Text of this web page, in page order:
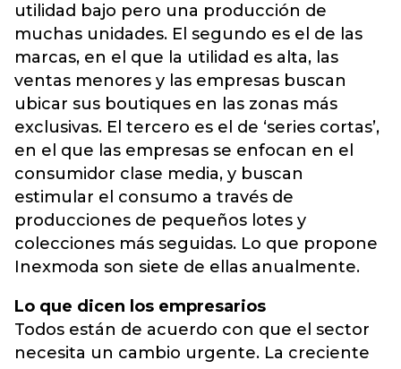
utilidad bajo pero una producción de
muchas unidades. El segundo es el de las
marcas, en el que la utilidad es alta, las
ventas menores y las empresas buscan
ubicar sus boutiques en las zonas más
exclusivas. El tercero es el de ‘series cortas’,
en el que las empresas se enfocan en el
consumidor clase media, y buscan
estimular el consumo a través de
producciones de pequeños lotes y
colecciones más seguidas. Lo que propone
Inexmoda son siete de ellas anualmente.
Lo que dicen los empresarios
Todos están de acuerdo con que el sector
necesita un cambio urgente. La creciente